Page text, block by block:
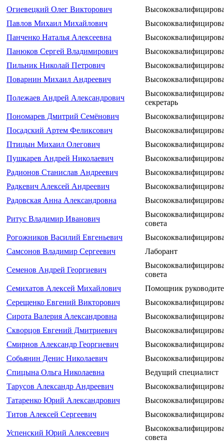
Огиевецкий Олег Викторович
Павлов Михаил Михайлович
Панченко Наталья Алексеевна
Панюков Сергей Владимирович
Пильник Николай Петрович
Поварнин Михаил Андреевич
Полежаев Андрей Александрович
секретарь
Пономарев Дмитрий Семёнович
Посадский Артем Феликсович
Птицын Михаил Олегович
Пушкарев Андрей Николаевич
Радионов Станислав Андреевич
Радкевич Алексей Андреевич
Радовская Анна Александровна
Ритус Владимир Иванович
совета
Рогожников Василий Евгеньевич
Самсонов Владимир Сергеевич
Лаборант
Семенов Андрей Георгиевич
совета
Семихатов Алексей Михайлович
Помощник
Серещенко Евгений Викторович
Сирота Валерия Александровна
Скворцов Евгений Дмитриевич
Смирнов Александр Георгиевич
Собьянин Денис Николаевич
Спицына Ольга Николаевна
Ведущий специалист
Тарусов Александр Андреевич
Татаренко Юрий Александрович
Титов Алексей Сергеевич
Успенский Юрий Алексеевич
совета